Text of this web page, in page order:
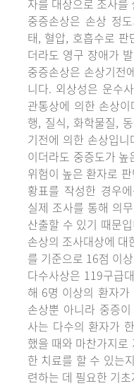
자를 대상으로 조사를
중증손상은 손상 정
태, 혈압, 호흡수로
더라도 영구 장애가
중증손상은 손상기전
니다. 외상성은 운수
관통상에 의한 손상
행, 질식, 화학물질,
기전에 의한 손상입
이더라도 중증도가
위험이 높은 환자로
황표를 작성한 경우
실제 조사를 통해 의
산출할 수 있기 때문
손상의 조사대상에 대
를 기준으로 16점 이
다수사상은 119구급
해 6명 이상의 환자
손상뿐 아니라 중증
사는 다수의 환자가
했을 때와 마찬가지로
한 치료를 할 수 있는
련하는 데 필요한 기